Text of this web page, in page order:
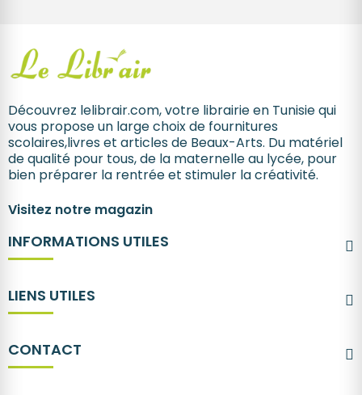
Découvrez lelibrair.com, votre librairie en Tunisie qui
vous propose un large choix de fournitures
scolaires,livres et articles de Beaux-Arts. Du matériel
de qualité pour tous, de la maternelle au lycée, pour
bien préparer la rentrée et stimuler la créativité.
Visitez notre magazin
INFORMATIONS UTILES
LIENS UTILES
CONTACT